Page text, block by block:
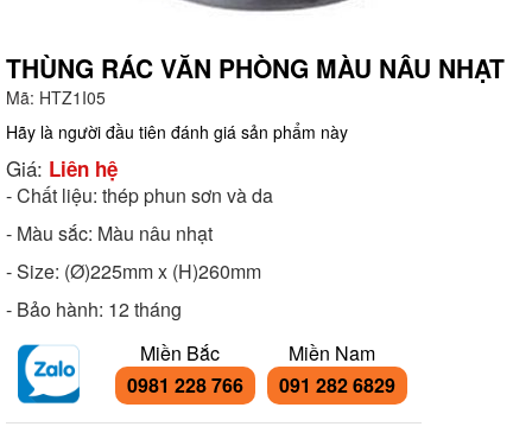
THÙNG RÁC VĂN PHÒNG MÀU NÂU NHẠT
Mã: HTZ1I05
Hãy là người đầu tiên đánh giá sản phẩm này
Giá: Liên hệ
- Chất liệu: thép phun sơn và da
- Màu sắc: Màu nâu nhạt
- Size: (Ø)225mm x (H)260mm
- Bảo hành: 12 tháng
Miền Bắc
0981 228 766
Miền Nam
091 282 6829